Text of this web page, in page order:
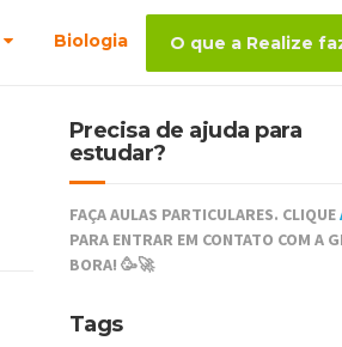
Biologia O que a Realize
Precisa de ajuda para
estudar?
FAÇA AULAS PARTICULARES. CLIQUE
PARA ENTRAR EM CONTATO COM A
BORA! 🥳🚀
Tags